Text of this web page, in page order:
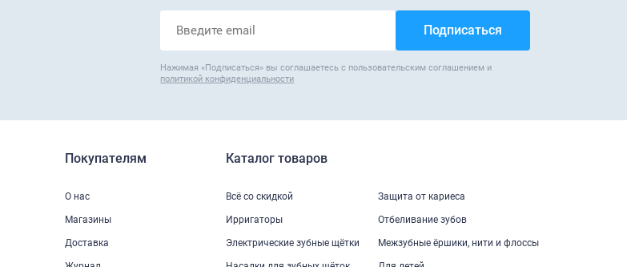
Нажимая «Подписаться» вы соглашаетесь с пользовательским соглашением и
политикой конфиденциальности
Покупателям
О нас
Магазины
Доставка
Каталог товаров
Всё со скидкой
Ирригаторы
Электрические зубные щётки
Защита от кариеса
Отбеливание зубов
Межзубные ёршики, нити и флоссы